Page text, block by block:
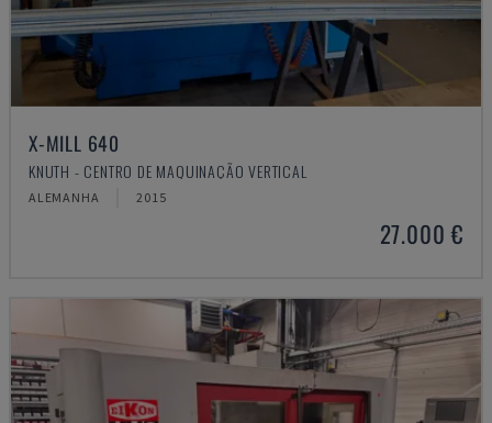
X-MILL 640
KNUTH - CENTRO DE MAQUINAÇÃO VERTICAL
ALEMANHA 2015
27.000 €